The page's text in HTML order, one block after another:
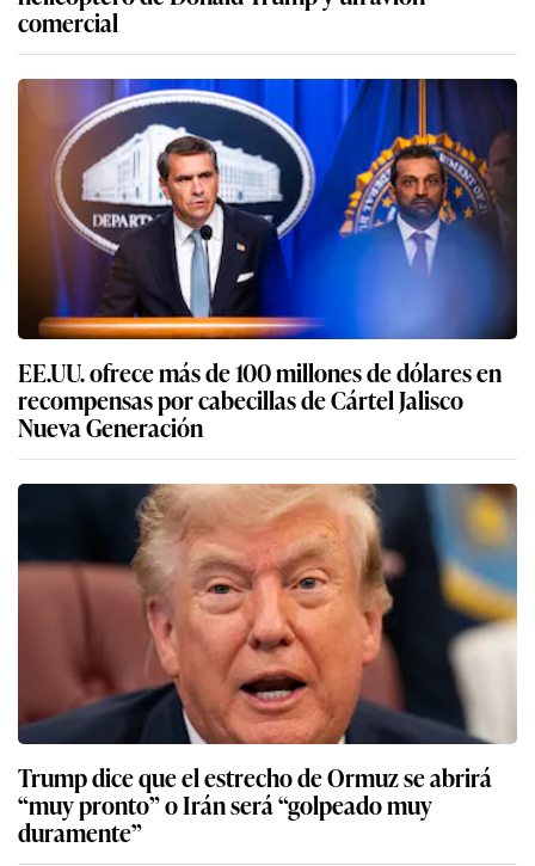
comercial
EE.UU. ofrece más de 100 millones de dólares en
recompensas por cabecillas de Cártel Jalisco
Nueva Generación
Trump dice que el estrecho de Ormuz se abrirá
“muy pronto” o Irán será “golpeado muy
duramente”